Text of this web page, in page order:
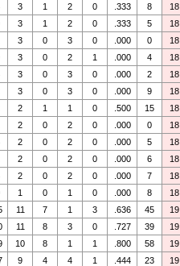
3 1 2 0 .333 8 18
3 1 2 0 .333 5 18
3 0 3 0 .000 0 18
3 0 2 1 .000 4 18
3 0 3 0 .000 2 18
3 0 3 0 .000 9 18
2 1 1 0 .500 15 18
2 0 2 0 .000 0 18
2 0 2 0 .000 5 18
2 0 2 0 .000 6 18
2 0 2 0 .000 7 18
1 0 1 0 .000 8 18
11 7 1 3 .636 45 19
11 8 3 0 .727 39 19
10 8 1 1 .800 58 19
9 4 4 1 .444 23 19